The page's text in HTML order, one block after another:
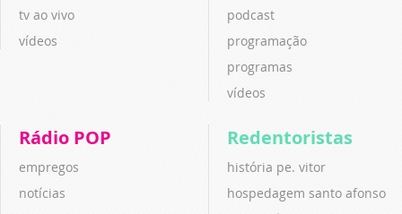
tv ao vivo
vídeos
podcast
programação
programas
vídeos
Rádio POP
empregos
notícias
Redentoristas
história pe. vitor
hospedagem santo afonso